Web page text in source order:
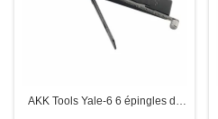
AKK Tools Yale-6 6 épingles de